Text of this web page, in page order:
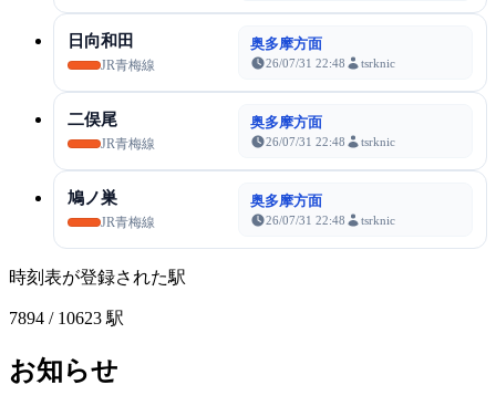
日向和田
JR青梅線
奥多摩方面
26/07/31 22:48 tsrknic
二俣尾
JR青梅線
奥多摩方面
26/07/31 22:48 tsrknic
鳩ノ巣
JR青梅線
奥多摩方面
26/07/31 22:48 tsrknic
時刻表が登録された駅
7894 / 10623 駅
お知らせ